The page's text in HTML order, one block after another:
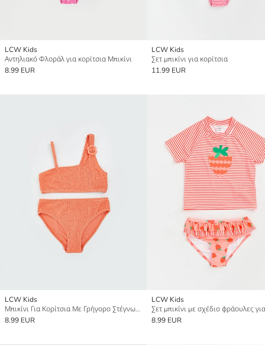
LCW Kids
Αντηλιακό Φλοράλ για κορίτσια Μπικίνι
8.99 EUR
LCW Kids
Σετ μπικίνι για κορίτσια
11.99 EUR
LCW Kids
Μπικίνι Για Κορίτσια Με Γρήγορο Στέγνωμα Και Προστασία UV
8.99 EUR
LCW Kids
8.99 EUR